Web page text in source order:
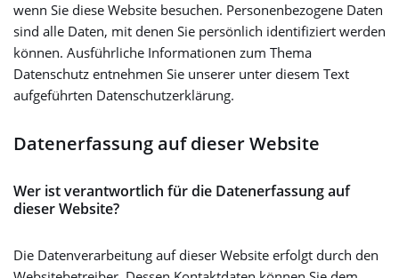
wenn Sie diese Website besuchen. Personenbezogene Daten
sind alle Daten, mit denen Sie persönlich identifiziert werden
können. Ausführliche Informationen zum Thema
Datenschutz entnehmen Sie unserer unter diesem Text
aufgeführten Datenschutzerklärung.
Datenerfassung auf dieser Website
Wer ist verantwortlich für die Datenerfassung auf
dieser Website?
Die Datenverarbeitung auf dieser Website erfolgt durch den